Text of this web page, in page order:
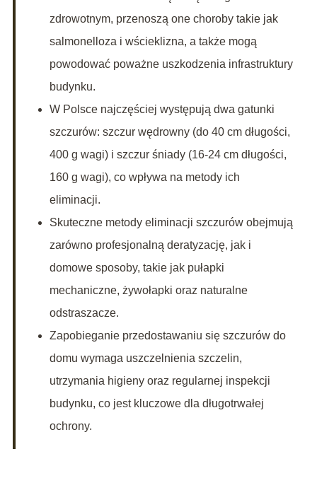
zdrowotnym, przenoszą one choroby takie jak
salmonelloza i wścieklizna, a także mogą
powodować poważne uszkodzenia infrastruktury
budynku.
W Polsce najczęściej występują dwa gatunki
szczurów: szczur wędrowny (do 40 cm długości,
400 g wagi) i szczur śniady (16-24 cm długości,
160 g wagi), co wpływa na metody ich
eliminacji.
Skuteczne metody eliminacji szczurów obejmują
zarówno profesjonalną deratyzację, jak i
domowe sposoby, takie jak pułapki
mechaniczne, żywołapki oraz naturalne
odstraszacze.
Zapobieganie przedostawaniu się szczurów do
domu wymaga uszczelnienia szczelin,
utrzymania higieny oraz regularnej inspekcji
budynku, co jest kluczowe dla długotrwałej
ochrony.